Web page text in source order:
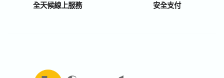
全天候線上服務 安全支付